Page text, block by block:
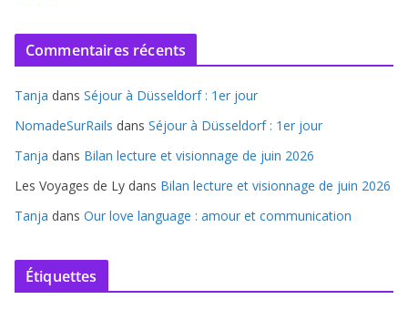
Commentaires récents
Tanja dans Séjour à Düsseldorf : 1er jour
NomadeSurRails dans Séjour à Düsseldorf : 1er jour
Tanja dans Bilan lecture et visionnage de juin 2026
Les Voyages de Ly dans Bilan lecture et visionnage de juin 2026
Tanja dans Our love language : amour et communication
Étiquettes